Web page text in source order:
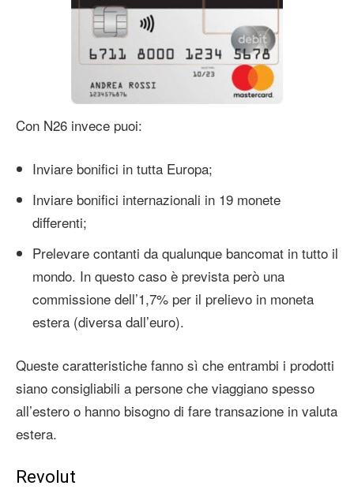
Con N26 invece puoi:
Inviare bonifici in tutta Europa;
Inviare bonifici internazionali in 19 monete
differenti;
Prelevare contanti da qualunque bancomat in tutto il
mondo. In questo caso è prevista però una
commissione dell’1,7% per il prelievo in moneta
estera (diversa dall’euro).
Queste caratteristiche fanno sì che entrambi i prodotti
siano consigliabili a persone che viaggiano spesso
all’estero o hanno bisogno di fare transazione in valuta
estera.
Revolut